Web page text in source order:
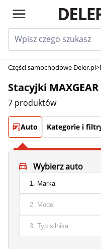
Części samochodowe Deler.pl>
Stacyjki MAXGEAR
7 produktów
Auto Kategorie i
Wybierz auto